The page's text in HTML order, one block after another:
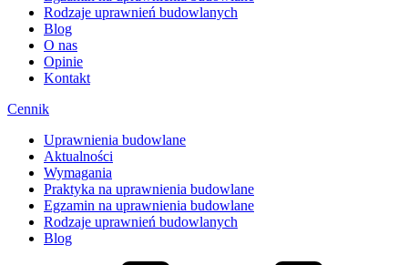
Rodzaje uprawnień budowlanych
Blog
O nas
Opinie
Kontakt
Cennik
Uprawnienia budowlane
Aktualności
Wymagania
Praktyka na uprawnienia budowlane
Egzamin na uprawnienia budowlane
Rodzaje uprawnień budowlanych
Blog